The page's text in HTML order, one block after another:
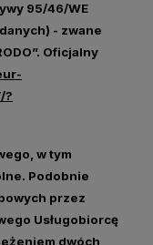
95/46/WE
- zwane
”. Oficjalny
?
w tym
Podobnie
przez
Usługobiorcę
dwóch